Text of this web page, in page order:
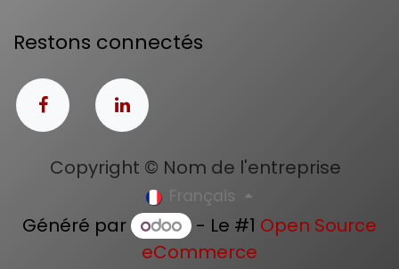
Restons connectés
Copyright © Nom de l'entreprise
Français
Généré par - Le #1 Open Source
eCommerce